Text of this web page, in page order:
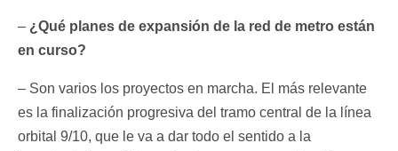
– ¿Qué planes de expansión de la red de metro están
en curso?
– Son varios los proyectos en marcha. El más relevante
es la finalización progresiva del tramo central de la línea
orbital 9/10, que le va a dar todo el sentido a la